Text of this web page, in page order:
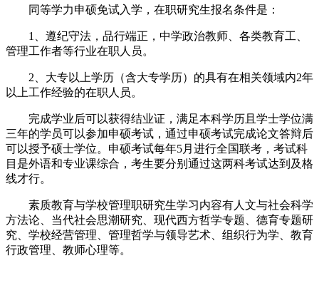
同等学力申硕免试入学，在职研究生报名条件是：
1、遵纪守法，品行端正，中学政治教师、各类教育工、
管理工作者等行业在职人员。
2、大专以上学历（含大专学历）的具有在相关领域内2年
以上工作经验的在职人员。
完成学业后可以获得结业证，满足本科学历且学士学位满
三年的学员可以参加申硕考试，通过申硕考试完成论文答辩后
可以授予硕士学位。申硕考试每年5月进行全国联考，考试科
目是外语和专业课综合，考生要分别通过这两科考试达到及格
线才行。
素质教育与学校管理职研究生学习内容有人文与社会科学
方法论、当代社会思潮研究、现代西方哲学专题、德育专题研
究、学校经营管理、管理哲学与领导艺术、组织行为学、教育
行政管理、教师心理等。